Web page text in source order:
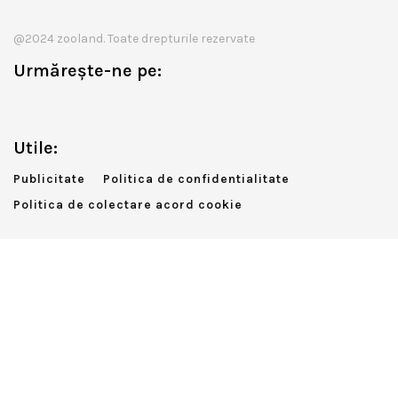
@2024 zooland. Toate drepturile rezervate
Urmărește-ne pe:
Utile:
Publicitate
Politica de confidentialitate
Politica de colectare acord cookie